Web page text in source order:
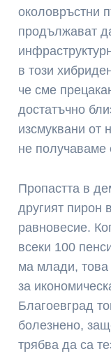
околовръстни
продължават
в този
че сме
достатъчно
изсмуквани от
не получаваме
Пропастта в
другият пирон
равновесие.
всеки 100
ма млади, това
за
Благоевград
болезнено,
трябва да са